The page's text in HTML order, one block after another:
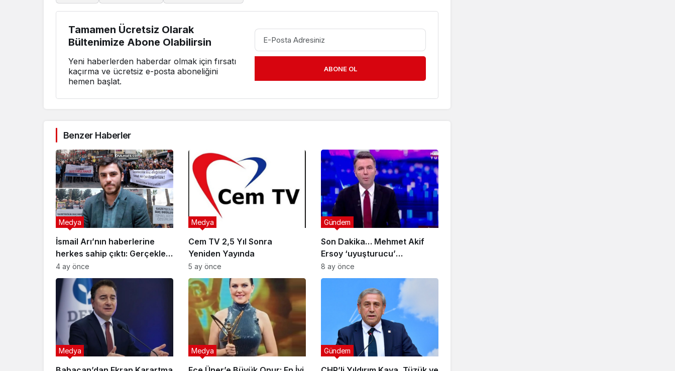
Tamamen Ücretsiz Olarak
Bültenimize Abone Olabilirsin
Yeni haberlerden haberdar olmak için fırsatı
kaçırma ve ücretsiz e-posta aboneliğini
hemen başlat.
ABONE OL
Benzer Haberler
İsmail Arı’nın haberlerine
herkes sahip çıktı: Gerçekleri
hapsedemezsiniz
Medya
4 ay önce
Cem TV 2,5 Yıl Sonra
Yeniden Yayında
Medya
5 ay önce
Son Dakika… Mehmet Akif
Ersoy ‘uyuşturucu’
soruşturmasında gözaltına
alındı: Görevinden
uzaklaştırıldı!
Gündem
8 ay önce
Medya Medya Gündem